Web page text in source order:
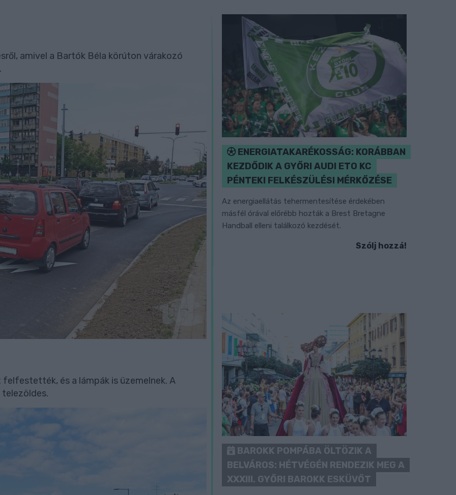
amivel a Bartók Béla körúton várakozó
és a lámpák is üzemelnek. A
ENERGIATAKARÉKOSSÁG: KORÁBBAN
KEZDŐDIK A GYŐRI AUDI ETO KC
PÉNTEKI FELKÉSZÜLÉSI MÉRKŐZÉSE
Az energiaellátás tehermentesítése érdekében
másfél órával előrébb hozták a Brest Bretagne
Handball elleni találkozó kezdését.
Szólj hozzá!
BAROKK POMPÁBA ÖLTÖZIK A
BELVÁROS: HÉTVÉGÉN RENDEZIK MEG A
XXXIII. GYŐRI BAROKK ESKÜVŐT